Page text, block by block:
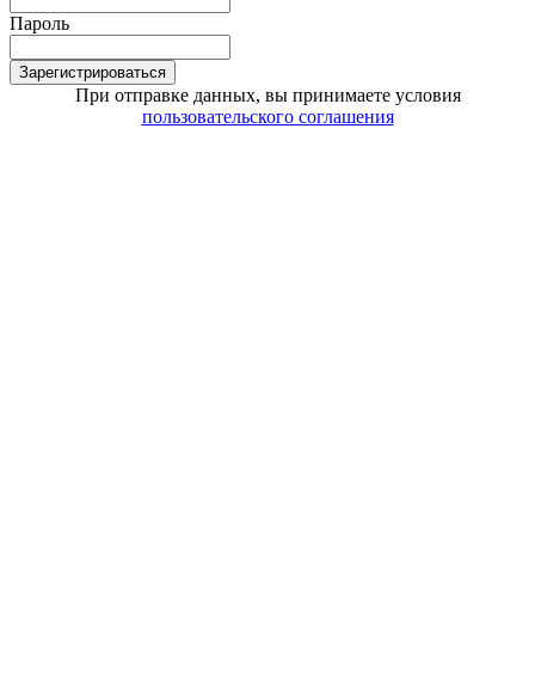
Пароль
Зарегистрироваться
При отправке данных, вы принимаете условия
пользовательского соглашения